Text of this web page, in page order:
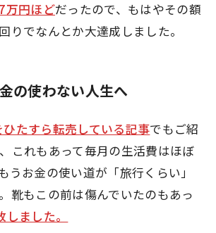
万円ほどだったので、もはやその額
りでなんとか大達成しました。
の使わない人生へ
たすら転売している記事でもご紹
これもあって毎月の生活費はほぼ
うお金の使い道が「旅行くらい」
靴もこの前は傷んでいたのもあっ
ました。